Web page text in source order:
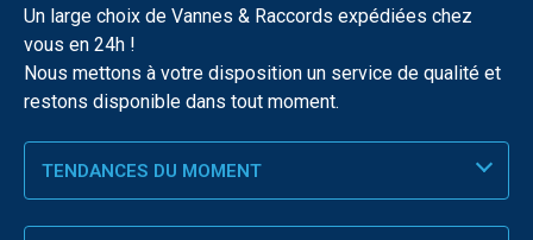
Un large choix de Vannes & Raccords expédiées chez
vous en 24h !
Nous mettons à votre disposition un service de qualité et
restons disponible dans tout moment.
TENDANCES DU MOMENT